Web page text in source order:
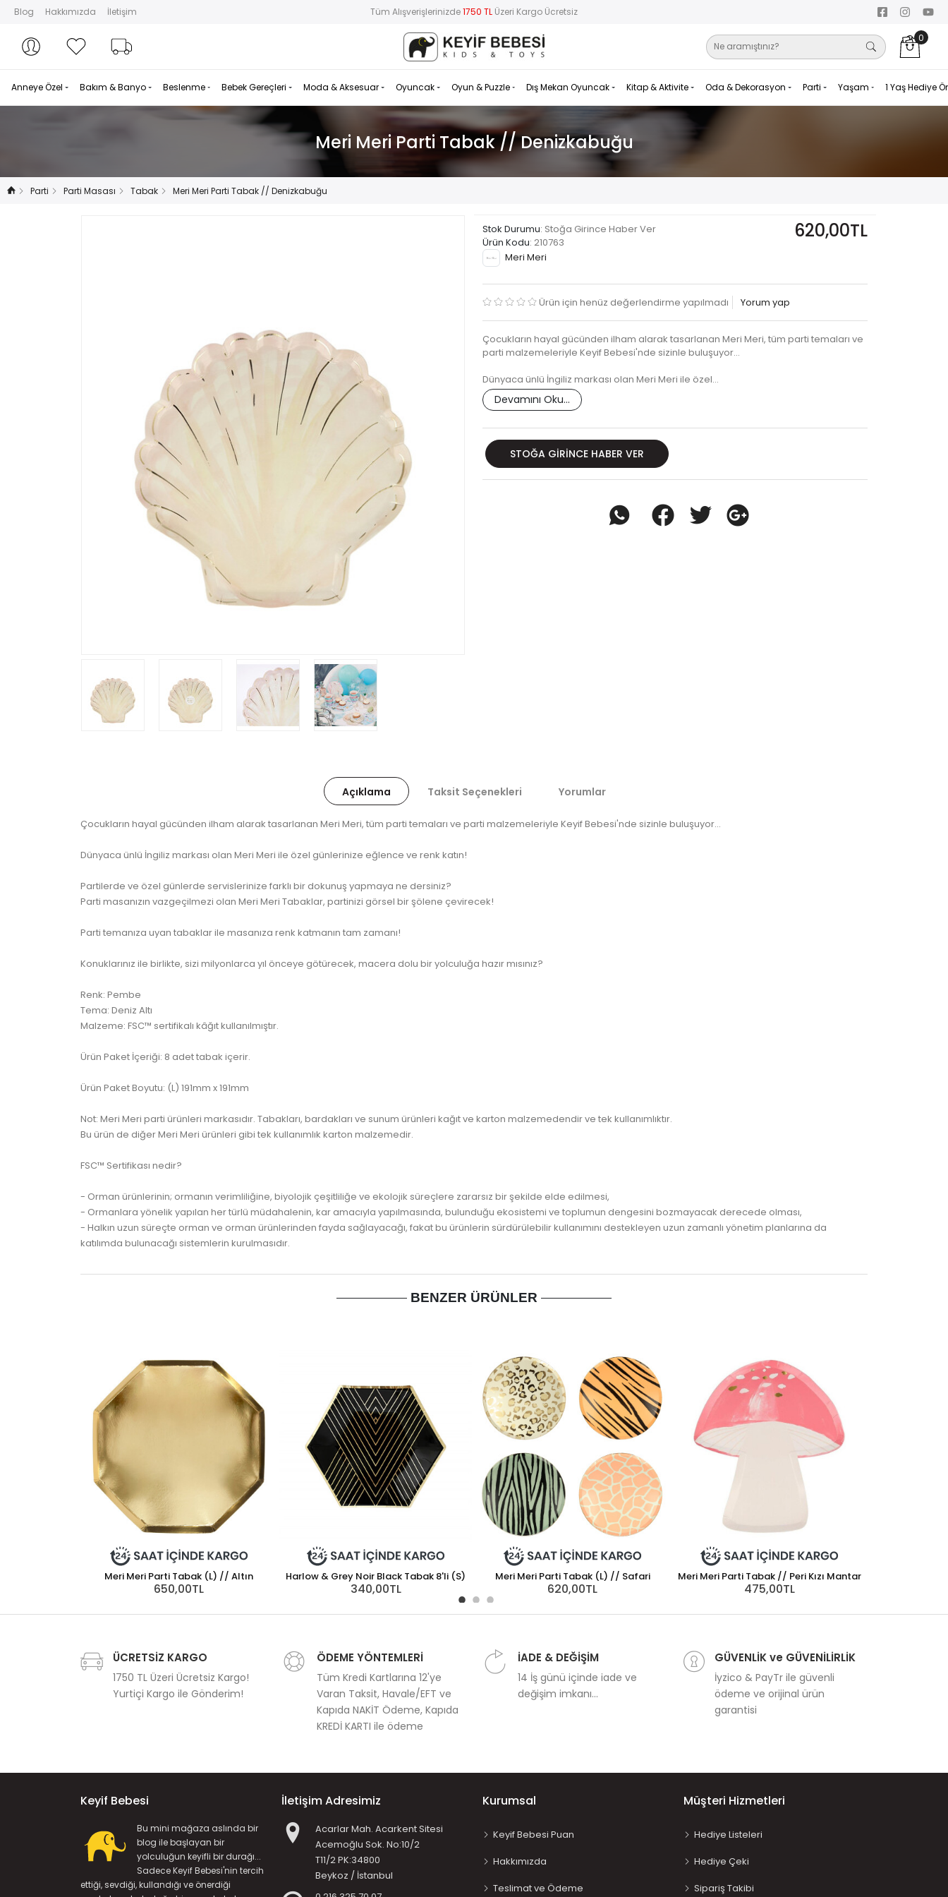
Blog Hakkımızda İletişim Tüm Alışverişlerinizde1750 TL Üzeri Kargo Ücretsiz
Hesabım
Hesabım Favorilerim 0
Anneye Özel Bakım & Banyo Beslenme Bebek Gereçleri Moda & Aksesuar Oyuncak Oyun & Puzzle Dış Mekan Oyuncak Kitap & Aktivite Oda & Dekorasyon Parti Yaşam 1 Yaş Hediye
Meri Meri Parti Tabak // Denizkabuğu
Parti Parti Masası Tabak Meri Meri Parti Tabak // Denizkabuğu
Stok Durumu: Stoğa Girince Haber Ver
Ürün Kodu: 210763
Meri Meri
620,00TL
Ürün için henüz değerlendirme yapılmadı Yorum yap
Çocukların hayal gücünden ilham alarak tasarlanan Meri Meri, tüm parti temaları ve
parti malzemeleriyle Keyif Bebesi'nde sizinle buluşuyor...
Dünyaca ünlü İngiliz markası olan Meri Meri ile özel…
Devamını Oku...
STOĞA GIRINCE HABER VER
Açıklama Taksit Seçenekleri Yorumlar
Çocukların hayal gücünden ilham alarak tasarlanan Meri Meri, tüm parti temaları ve parti malzemeleriyle Keyif Bebesi'nde sizinle buluşuyor...
Dünyaca ünlü İngiliz markası olan Meri Meri ile özel günlerinize eğlence ve renk katın!
Partilerde ve özel günlerde servislerinize farklı bir dokunuş yapmaya ne dersiniz?
Parti masanızın vazgeçilmezi olan Meri Meri Tabaklar, partinizi görsel bir şölene çevirecek!
Parti temanıza uyan tabaklar ile masanıza renk katmanın tam zamanı!
Konuklarınız ile birlikte, sizi milyonlarca yıl önceye götürecek, macera dolu bir yolculuğa hazır mısınız?
Renk: Pembe
Tema: Deniz Altı
Malzeme: FSC™ sertifikalı kâğıt kullanılmıştır.
Ürün Paket İçeriği: 8 adet tabak içerir.
Ürün Paket Boyutu: (L) 191mm x 191mm
Not: Meri Meri parti ürünleri markasıdır. Tabakları, bardakları ve sunum ürünleri kağıt ve karton malzemedendir ve tek kullanımlıktır.
Bu ürün de diğer Meri Meri ürünleri gibi tek kullanımlık karton malzemedir.
FSC™ Sertifikası nedir?
- Orman ürünlerinin; ormanın verimliliğine, biyolojik çeşitliliğe ve ekolojik süreçlere zararsız bir şekilde elde edilmesi,
- Ormanlara yönelik yapılan her türlü müdahalenin, kar amacıyla yapılmasında, bulunduğu ekosistemi ve toplumun dengesini bozmayacak derecede olması,
- Halkın uzun süreçte orman ve orman ürünlerinden fayda sağlayacağı, fakat bu ürünlerin sürdürülebilir kullanımını destekleyen uzun zamanlı yönetim planlarına da
katılımda bulunacağı sistemlerin kurulmasıdır.
BENZER ÜRÜNLER
Meri Meri Parti Tabak (L) // Altın
650,00TL
Harlow & Grey Noir Black Tabak 8'li (S)
340,00TL
Meri Meri Parti Tabak (L) // Safari
620,00TL
Meri Meri Parti Tabak // Peri Kızı Mantar
475,00TL
Meri Meri
ÜCRETSİZ KARGO
1750 TL Üzeri Ücretsiz Kargo!
Yurtiçi Kargo ile Gönderim!
ÖDEME YÖNTEMLERİ
Tüm Kredi Kartlarına 12'ye
Varan Taksit, Havale/EFT ve
Kapıda NAKİT Ödeme, Kapıda
KREDİ KARTI ile ödeme
İADE & DEĞİŞİM
14 İş günü içinde iade ve
değişim imkanı...
GÜVENLİK ve GÜVENİLİRLİK
İyzico & PayTr ile güvenli
ödeme ve orijinal ürün
garantisi
Keyif Bebesi
Bu mini mağaza aslında bir
blog ile başlayan bir
yolculuğun keyifli bir durağı...
Sadece Keyif Bebesi'nin tercih
ettiği, sevdiği, kullandığı ve önerdiği
İletişim Adresimiz
Acarlar Mah. Acarkent Sitesi
Acemoğlu Sok. No:10/2
T11/2 PK:34800
Beykoz / İstanbul
Kurumsal
Keyif Bebesi Puan
Hakkımızda
Teslimat ve Ödeme
Müşteri Hizmetleri
Hediye Listeleri
Hediye Çeki
Sipariş Takibi